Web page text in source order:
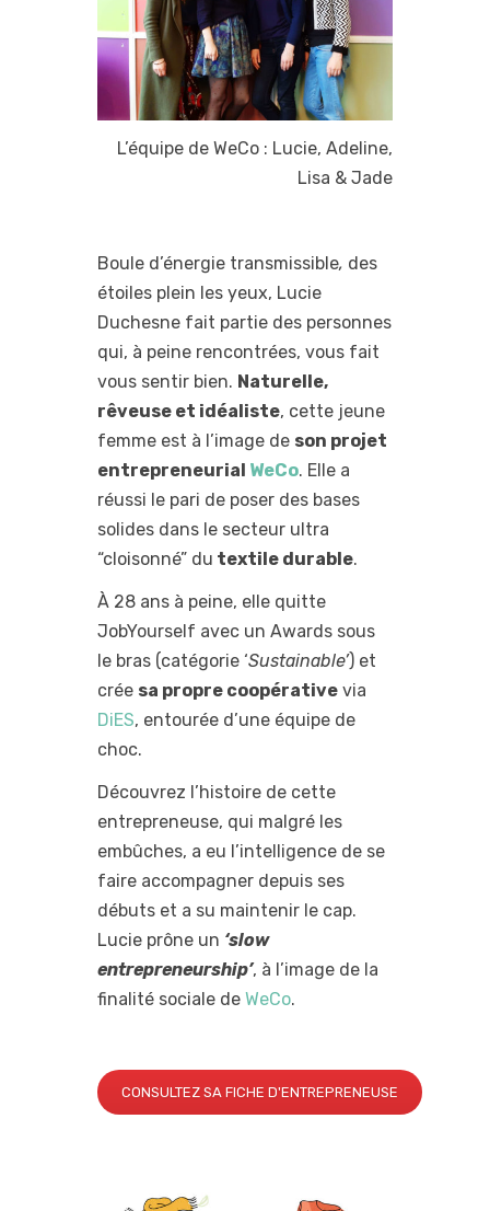
L’équipe de WeCo : Lucie, Adeline,
Lisa & Jade
Boule d’énergie transmissible, des
étoiles plein les yeux, Lucie
Duchesne fait partie des personnes
qui, à peine rencontrées, vous fait
vous sentir bien. Naturelle,
rêveuse et idéaliste, cette jeune
femme est à l’image de son projet
entrepreneurial WeCo. Elle a
réussi le pari de poser des bases
solides dans le secteur ultra
“cloisonné” du textile durable.
À 28 ans à peine, elle quitte
JobYourself avec un Awards sous
le bras (catégorie ‘Sustainable’) et
crée sa propre coopérative via
DiES, entourée d’une équipe de
choc.
Découvrez l’histoire de cette
entrepreneuse, qui malgré les
embûches, a eu l’intelligence de se
faire accompagner depuis ses
débuts et a su maintenir le cap.
Lucie prône un ‘slow
entrepreneurship’, à l’image de la
finalité sociale de WeCo.
CONSULTEZ SA FICHE D'ENTREPRENEUSE